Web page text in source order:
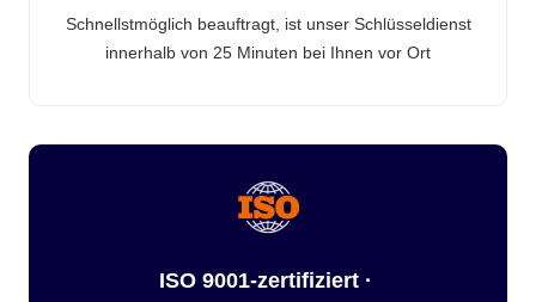
Schnellstmöglich beauftragt, ist unser Schlüsseldienst
innerhalb von 25 Minuten bei Ihnen vor Ort
ISO 9001-zertifiziert ·